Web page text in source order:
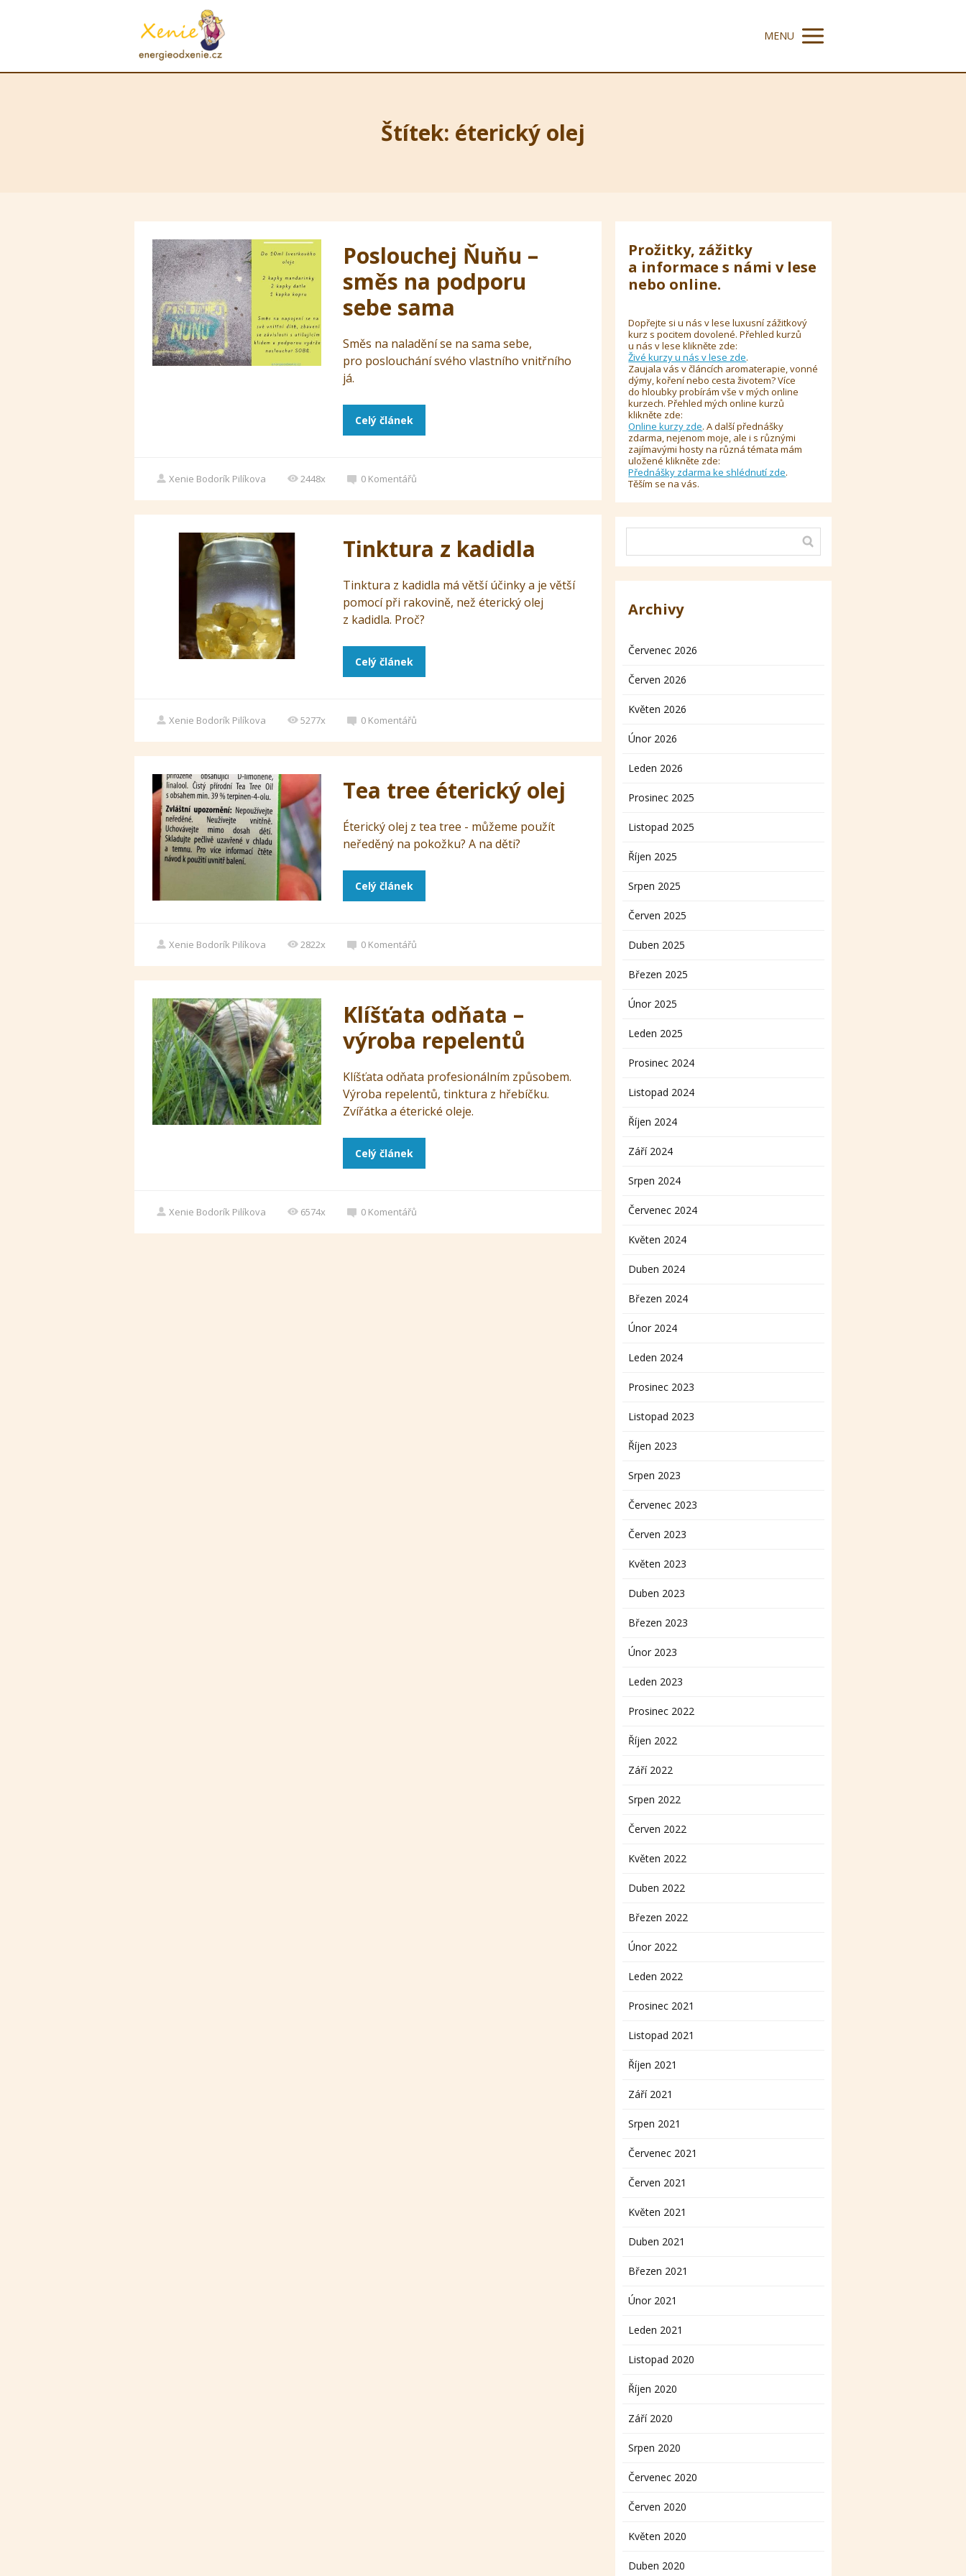
MENU
Štítek: éterický olej
Poslouchej Ňuňu –
směs na podporu
sebe sama
Směs na naladění se na sama sebe,
pro poslouchání svého vlastního vnitřního
já.
Celý článek
Xenie Bodorík Pilíkova 2448x 0 Komentářů
Tinktura z kadidla
Tinktura z kadidla má větší účinky a je větší
pomocí při rakovině, než éterický olej
z kadidla. Proč?
Celý článek
Xenie Bodorík Pilíkova 5277x 0 Komentářů
Tea tree éterický olej
Éterický olej z tea tree - můžeme použít
neředěný na pokožku? A na děti?
Celý článek
Xenie Bodorík Pilíkova 2822x 0 Komentářů
Klíšťata odňata –
výroba repelentů
Klíšťata odňata profesionálním způsobem.
Výroba repelentů, tinktura z hřebíčku.
Zvířátka a éterické oleje.
Celý článek
Xenie Bodorík Pilíkova 6574x 0 Komentářů
Prožitky, zážitky
a informace s námi v lese
nebo online.
Dopřejte si u nás v lese luxusní zážitkový
kurz s pocitem dovolené. Přehled kurzů
u nás v lese klikněte zde:
Živé kurzy u nás v lese zde.
Zaujala vás v článcích aromaterapie, vonné
dýmy, koření nebo cesta životem? Více
do hloubky probírám vše v mých online
kurzech. Přehled mých online kurzů
klikněte zde:
Online kurzy zde. A další přednášky
zdarma, nejenom moje, ale i s různými
zajímavými hosty na různá témata mám
uložené klikněte zde:
Přednášky zdarma ke shlédnutí zde.
Těším se na vás.
Archivy
Červenec 2026
Červen 2026
Květen 2026
Únor 2026
Leden 2026
Prosinec 2025
Listopad 2025
Říjen 2025
Srpen 2025
Červen 2025
Duben 2025
Březen 2025
Únor 2025
Leden 2025
Prosinec 2024
Listopad 2024
Říjen 2024
Září 2024
Srpen 2024
Červenec 2024
Květen 2024
Duben 2024
Březen 2024
Únor 2024
Leden 2024
Prosinec 2023
Listopad 2023
Říjen 2023
Srpen 2023
Červenec 2023
Červen 2023
Květen 2023
Duben 2023
Březen 2023
Únor 2023
Leden 2023
Prosinec 2022
Říjen 2022
Září 2022
Srpen 2022
Červen 2022
Květen 2022
Duben 2022
Březen 2022
Únor 2022
Leden 2022
Prosinec 2021
Listopad 2021
Říjen 2021
Září 2021
Srpen 2021
Červenec 2021
Červen 2021
Květen 2021
Duben 2021
Březen 2021
Únor 2021
Leden 2021
Listopad 2020
Říjen 2020
Září 2020
Srpen 2020
Červenec 2020
Červen 2020
Květen 2020
Duben 2020